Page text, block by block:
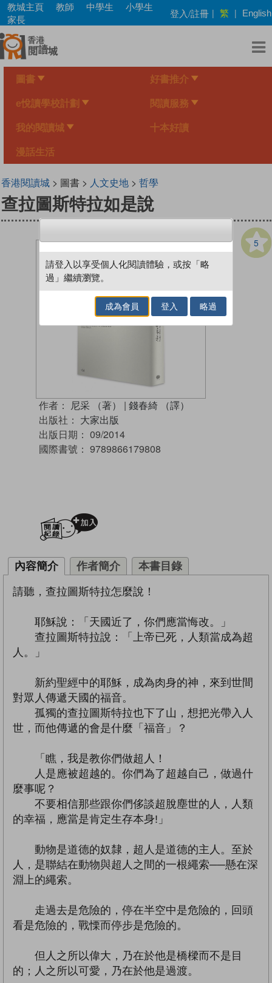
Skip
main
content
教城主頁 教師 中學生
小學生
家長
登入/註冊 | 繁 | English
圖書 好書推介
e悅讀學校計劃 閱讀服務
我的閱讀城 十本好讀
漫話生活
香港閱讀城> 圖書 > 人文史地> 哲學
查拉圖斯特拉如是說
5
作者： 尼采 （著） | 錢春綺 （譯）
出版社： 大家出版
出版日期： 09/2014
國際書號： 9789866179808
內容簡介 作者簡介 本書目錄
請聽，查拉圖斯特拉怎麼說！
耶穌說：「天國近了，你們應當悔改。」
查拉圖斯特拉說：「上帝已死，人類當成為超
人。」
新約聖經中的耶穌，成為肉身的神，來到世間
對眾人傳遞天國的福音。
孤獨的查拉圖斯特拉也下了山，想把光帶入人
世，而他傳遞的會是什麼「福音」？
「瞧，我是教你們做超人！
人是應被超越的。你們為了超越自己，做過什
麼事呢？
不要相信那些跟你們侈談超脫塵世的人，人類
的幸福，應當是肯定生存本身!」
動物是道德的奴隸，超人是道德的主人。至於
人，是聯結在動物與超人之間的一根繩索──懸在深
淵上的繩索。
走過去是危險的，停在半空中是危險的，回頭
看是危險的，戰慄而停步是危險的。
但人之所以偉大，乃在於他是橋樑而不是目
的；人之所以可愛，乃在於他是過渡。
請登入以享受個人化閱讀體驗，或按「略
過」繼續瀏覽。
成為會員 登入 略過